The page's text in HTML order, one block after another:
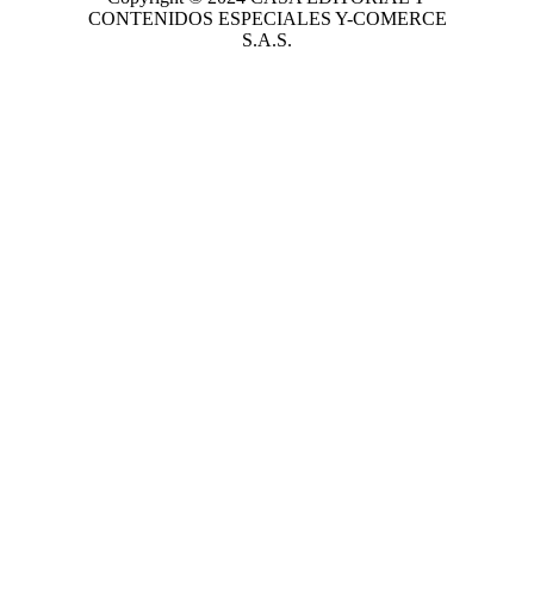
CONTENIDOS ESPECIALES Y-COMERCE
S.A.S.